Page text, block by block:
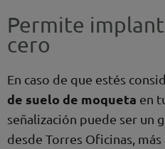
Permite
cero
En caso de que estés
de suelo de moqueta en
señalización puede ser un
desde Torres Oficinas,